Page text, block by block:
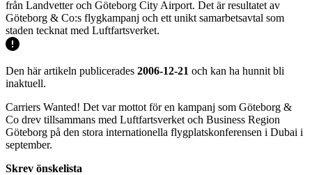
från Landvetter och Göteborg City Airport. Det är resultatet av
Göteborg & Co:s flygkampanj och ett unikt samarbetsavtal som
staden tecknat med Luftfartsverket.
Den här artikeln publicerades 2006-12-21 och kan ha hunnit bli
inaktuell.
Carriers Wanted! Det var mottot för en kampanj som Göteborg &
Co drev tillsammans med Luftfartsverket och Business Region
Göteborg på den stora internationella flygplatskonferensen i Dubai i
september.
Skrev önskelista